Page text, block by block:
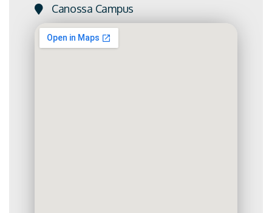
Canossa Campus